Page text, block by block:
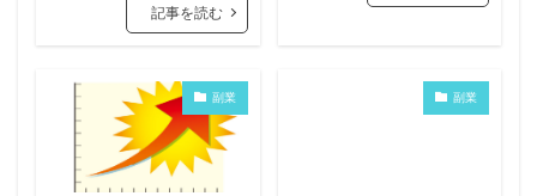
記事を読む
副業 副業